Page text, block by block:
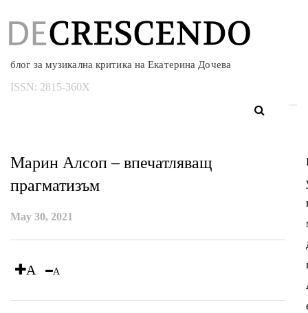
блог за музикална критика на Екатерина Дочева
ISSN: 2815-360X
Марин Алсоп – впечатляващ
прагматизъм
May 30, 2021
A A